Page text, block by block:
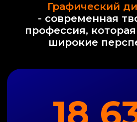
Графический
- современная
профессия,
широкие